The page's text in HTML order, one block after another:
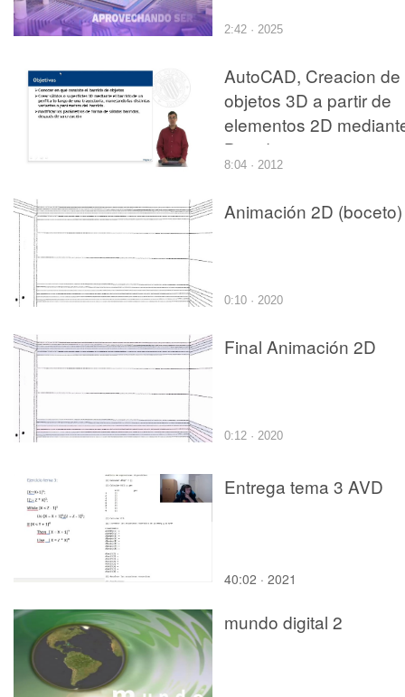
2:42 · 2025
AutoCAD, Creacion de
objetos 3D a partir de
elementos 2D
Barrido
8:04 · 2012
Animación 2D (boceto)
0:10 · 2020
Final Animación 2D
0:12 · 2020
Entrega tema 3 AVD
40:02 · 2021
mundo digital 2